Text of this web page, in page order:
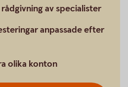
av specialister
anpassade efter
olika konton